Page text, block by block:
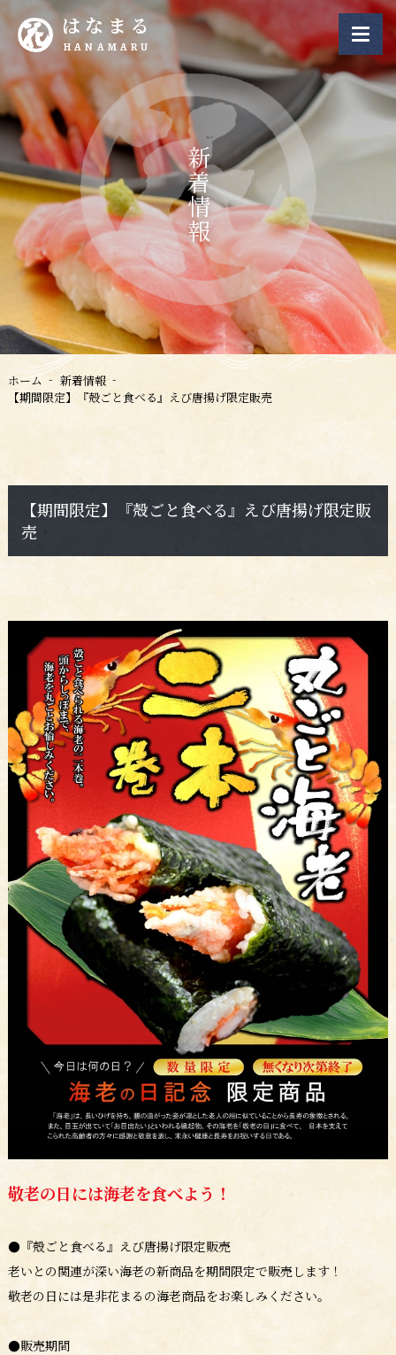
はなまる
HANAMARU
新着情報
ホーム
新着情報
【期間限定】『殻ごと食べる』えび唐揚げ限定販売
【期間限定】『殻ごと食べる』えび唐揚げ限定販
売
敬老の日には海老を食べよう！
●『殻ごと食べる』えび唐揚げ限定販売
老いとの関連が深い海老の新商品を期間限定で販売します！
敬老の日には是非花まるの海老商品をお楽しみください。
●販売期間